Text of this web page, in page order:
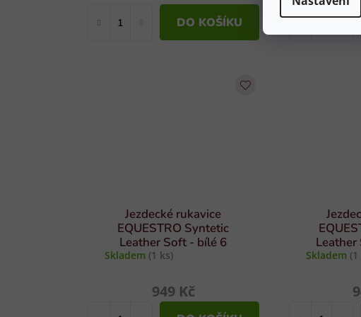
DO KOŠÍKU
Jezdecké rukavice
EQUESTRO Syntetic
Leather Soft - bílé 6
Skladem (1 ks)
949 Kč
Skladem